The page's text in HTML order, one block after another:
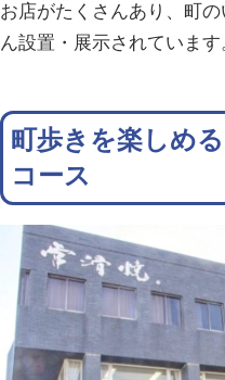
お店がたくさんあり、町
ん設置・展示されています
町歩きを楽しめ
コース